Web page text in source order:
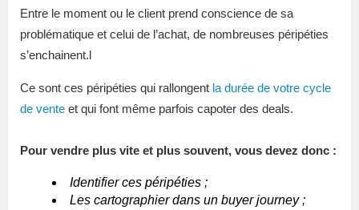
Entre le moment ou le client prend conscience de sa
problématique et celui de l’achat, de nombreuses péripéties
s’enchainent.l
Ce sont ces péripéties qui rallongent la durée de votre cycle
de vente et qui font même parfois capoter des deals.
Pour vendre plus vite et plus souvent, vous devez donc :
Identifier ces péripéties ;
Les cartographier dans un buyer journey ;